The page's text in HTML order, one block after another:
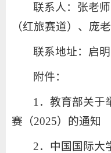
联系人：张老
（红旅赛道）、庞
联系地址：启
附件：
1．教育部关于
赛（2025）的通知
2．中国国际大